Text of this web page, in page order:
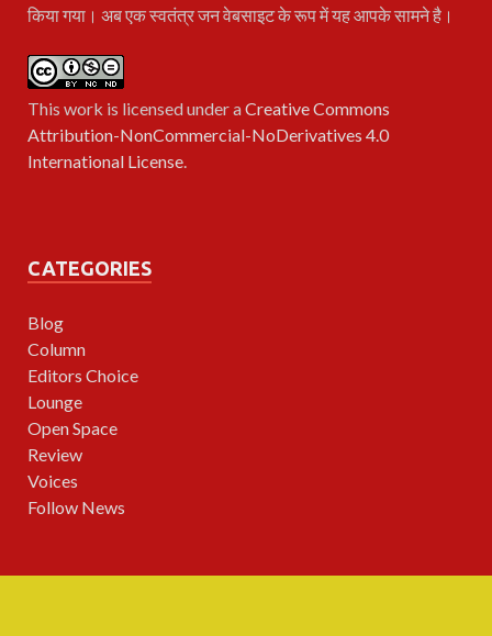
किया गया। अब एक स्वतंत्र जन वेबसाइट के रूप में यह आपके सामने है।
This work is licensed under aCreative Commons
Attribution-NonCommercial-NoDerivatives 4.0
International License
CATEGORIES
Blog
Column
Editors Choice
Lounge
Open Space
Review
Voices
Follow News